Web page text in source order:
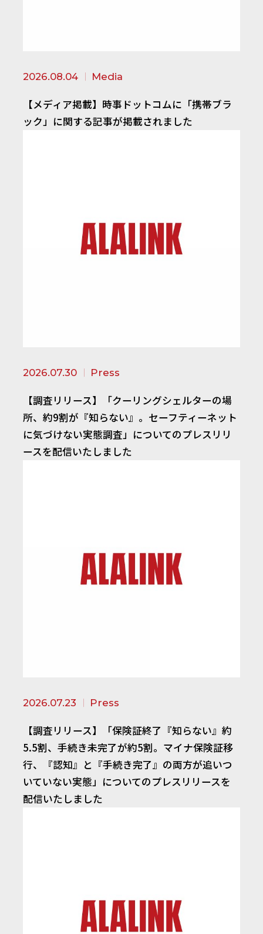
2026.08.04 Media
【メディア掲載】時事ドットコムに「携帯ブラ
ック」に関する記事が掲載されました
2026.07.30 Press
【調査リリース】「クーリングシェルターの場
所、約9割が『知らない』。セーフティーネット
に気づけない実態調査」についてのプレスリリ
ースを配信いたしました
2026.07.23 Press
【調査リリース】「保険証終了『知らない』約
5.5割、手続き未完了が約5割。マイナ保険証移
行、『認知』と『手続き完了』の両方が追いつ
いていない実態」についてのプレスリリースを
配信いたしました